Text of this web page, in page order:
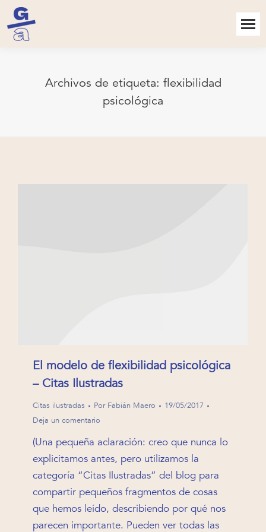
Archivos de etiqueta: flexibilidad
psicológica
El modelo de flexibilidad psicológica
– Citas Ilustradas
Citas ilustradas Por Fabián Maero
19/05/2017
Deja un comentario
(Una pequeña aclaración: creo que nunca lo
explicitamos antes, pero utilizamos la
categoría “Citas Ilustradas” del blog para
compartir pequeños fragmentos de cosas
que hemos leído, describiendo por qué nos
parecen importante. Pueden ver todas las